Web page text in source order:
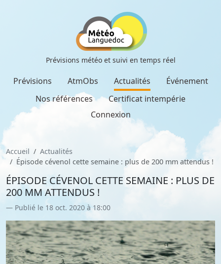
Prévisions météo et suivi en temps réel
Prévisions AtmObs Actualités
Événement
Nos références
Certificat intempérie
Connexion
Accueil
Actualités
Épisode cévenol cette semaine : plus de 200 mm attendus !
ÉPISODE CÉVENOL CETTE SEMAINE : PLUS DE
200 MM ATTENDUS !
Publié le 18 oct. 2020 à 18:00